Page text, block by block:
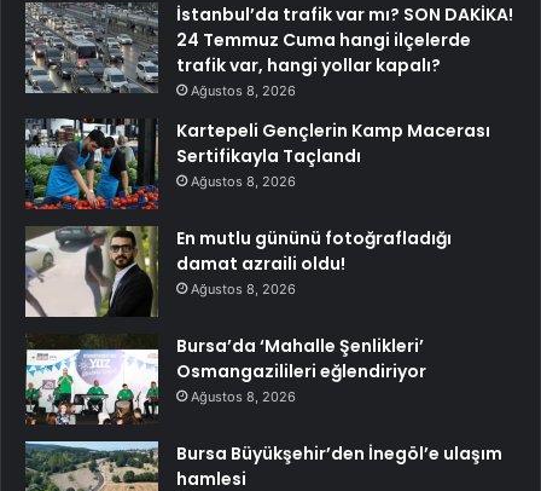
İstanbul’da trafik var mı? SON DAKİKA!
24 Temmuz Cuma hangi ilçelerde
trafik var, hangi yollar kapalı?
Ağustos 8, 2026
Kartepeli Gençlerin Kamp Macerası
Sertifikayla Taçlandı
Ağustos 8, 2026
En mutlu gününü fotoğrafladığı
damat azraili oldu!
Ağustos 8, 2026
Bursa’da ‘Mahalle Şenlikleri’
Osmangazilileri eğlendiriyor
Ağustos 8, 2026
Bursa Büyükşehir’den İnegöl’e ulaşım
hamlesi